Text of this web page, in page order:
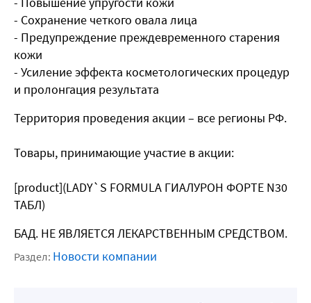
- Сохранение четкого овала лица
- Предупреждение преждевременного старения
кожи
- Усиление эффекта косметологических процедур
и пролонгация результата
Территория проведения акции – все регионы РФ.
Товары, принимающие участие в акции:
[product](LADY`S FORMULA ГИАЛУРОН ФОРТЕ N30
ТАБЛ)
БАД. НЕ ЯВЛЯЕТСЯ ЛЕКАРСТВЕННЫМ СРЕДСТВОМ.
Раздел: Новости компании